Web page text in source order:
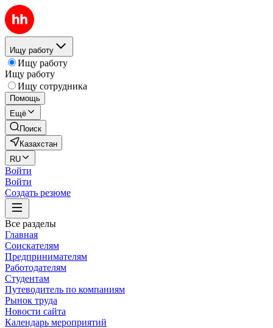
Ищу работу
Ищу работу
Ищу работу
Ищу сотрудника
Помощь
Ещё
Поиск
Казахстан
RU
Войти
Войти
Создать резюме
Все разделы
Главная
Соискателям
Предпринимателям
Работодателям
Студентам
Путеводитель по компаниям
Рынок труда
Новости сайта
Календарь мероприятий